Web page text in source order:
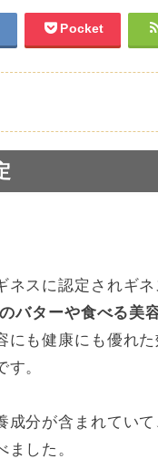
Pocket
スに認定されギ
バターや食べる美
も健康にも優れた
。
分が含まれてい
した。